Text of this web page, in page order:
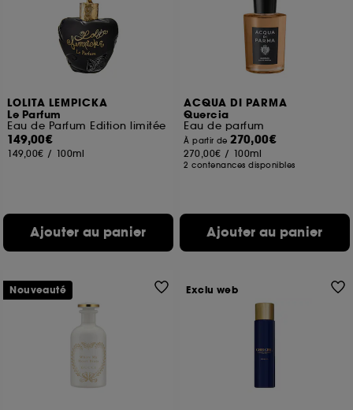
LOLITA LEMPICKA
Le Parfum
Eau de Parfum Edition limitée
149,00€
149,00€ / 100ml
Ajouter au panier
ACQUA DI PARMA
Quercia
Eau de parfum
À partir de270,00€
270,00€ / 100ml
2 contenances disponibles
Ajouter au panier
Nouveauté Exclu web